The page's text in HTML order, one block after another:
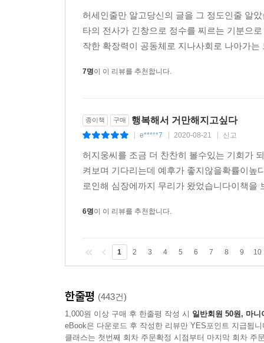
아니라 자신의 의지에 따라 살기로 결정하라
결정한다면, 더 이상 천장에 맺힌 피해의식과 바
있다. 적어도 전처럼 속수무책으로 당하지는
허지웅이 힘겨운 현실에 시름하는 이들에게 들
위로다.
허세인줄만 알고당신의 글을 그 정도인줄 알
타의 전사가 긴창으로 정수를 찌르는 기분으
작한 확장력이 공동체로 지나사회로 나아가
7명이 이 리뷰를 추천합니다.
종이책 구매 행복해서 거만해지고싶다
e*****7 2020-08-21 신고
허지웅씨를 조금 더 찬찬히 볼수있는 기회가
켜보며 기다리는데 예후가 좋지않을확률이높
로인해 심장에까지 무리가 왔었습니다이책
6명이 이 리뷰를 추천합니다.
1 2 3 4 5 6 7 8 9 10
한줄평 (443건)
1,000원 이상 구매 후 한줄평 작성 시 일반회원 50원, 마니
eBook은 다운로드 후 작성한 리뷰만 YES포인트 지급됩니
클래스는 첫번째 회차 주문확정 시점부터 마지막 회차 주